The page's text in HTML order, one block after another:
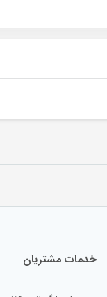
خدمات مشتریان